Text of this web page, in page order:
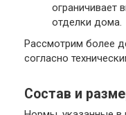
ограничивает
отделки дома.
Рассмотрим более
согласно
Состав и